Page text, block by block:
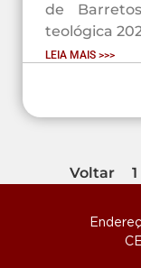
de
teológica
LEIA MAIS >>>
Voltar 1